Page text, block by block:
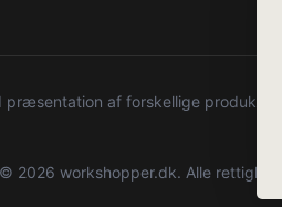
af forskellige
© 2026 workshopper.dk. Alle